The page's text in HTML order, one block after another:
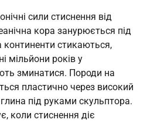
сили стиснення від
кора занурюється під
стикаються,
мільйони років у
зминатися. Породи на
пластично через високий
під руками скульптора.
коли стиснення діє